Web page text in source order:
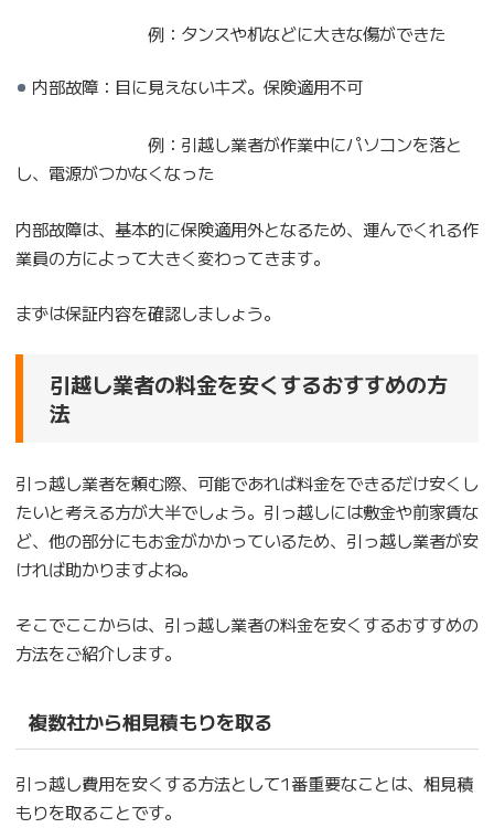
例：タンスや机などに大きな傷ができた
内部故障：目に見えないキズ。保険適用不可
例：引越し業者が作業中にパソコンを落と
し、電源がつかなくなった
内部故障は、基本的に保険適用外となるため、運んでくれる作
業員の方によって大きく変わってきます。
まずは保証内容を確認しましょう。
引越し業者の料金を安くするおすすめの方
法
引っ越し業者を頼む際、可能であれば料金をできるだけ安くし
たいと考える方が大半でしょう。引っ越しには敷金や前家賃な
ど、他の部分にもお金がかかっているため、引っ越し業者が安
ければ助かりますよね。
そこでここからは、引っ越し業者の料金を安くするおすすめの
方法をご紹介します。
複数社から相見積もりを取る
引っ越し費用を安くする方法として1番重要なことは、相見積
もりを取ることです。